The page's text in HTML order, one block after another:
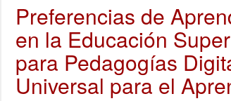
Preferencias de
en la Educación
para Pedagogías
Universal para el